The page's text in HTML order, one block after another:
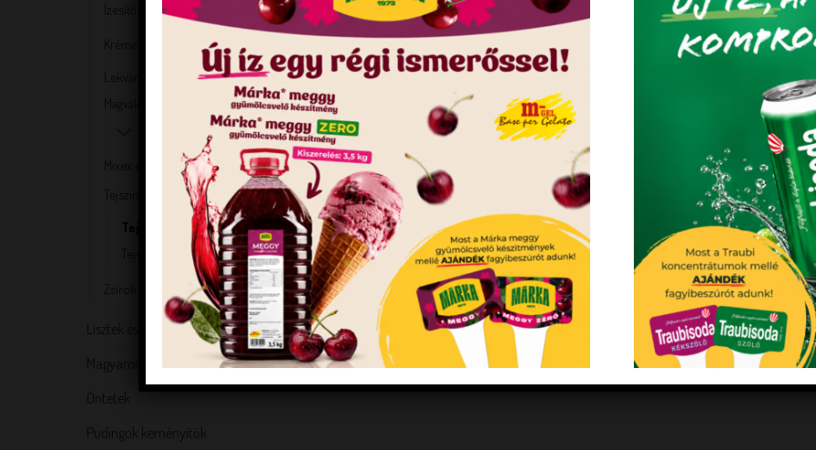
Ízesítő és színező anyagok
Krémekhez alapanyagok
Lekvárok
Magvak, magkeverékek, maglisztek
Mixex és alapporok
Tejszínek, tejporok
Tejporok
Tejszínek
Zsírok és olajok
Lisztek és mixek
Magyarország tortái alapanyagok
Öntetek
Pudingok keményítők